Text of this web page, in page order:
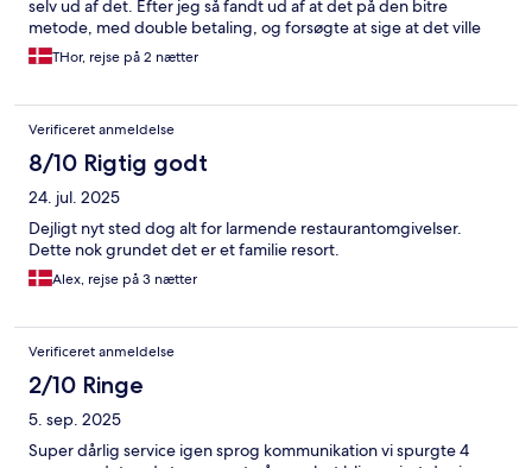
selv ud af det. Efter jeg så fandt ud af at det på den bitre
metode, med double betaling, og forsøgte at sige at det ville
være smart med en god vejledning til andre da vi ikke kunne
læse polsk. Var svaret igen vi er ligeglade, ikke vores gesjæft.
oplevelser, men ærgeligt at front desk, virker som om at
udenlandske gæster er til besvær Øv
THor, rejse på 2 nætter
Verificeret anmeldelse
8/10 Rigtig godt
24. jul. 2025
Dejligt nyt sted dog alt for larmende restaurantomgivelser.
Dette nok grundet det er et familie resort.
Alex, rejse på 3 nætter
Verificeret anmeldelse
2/10 Ringe
5. sep. 2025
Super dårlig service igen sprog kommunikation vi spurgte 4